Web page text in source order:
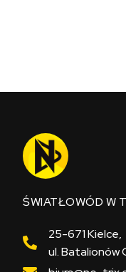
ŚWIATŁOWÓD W
25-671 Kielce,
ul. Batalionów